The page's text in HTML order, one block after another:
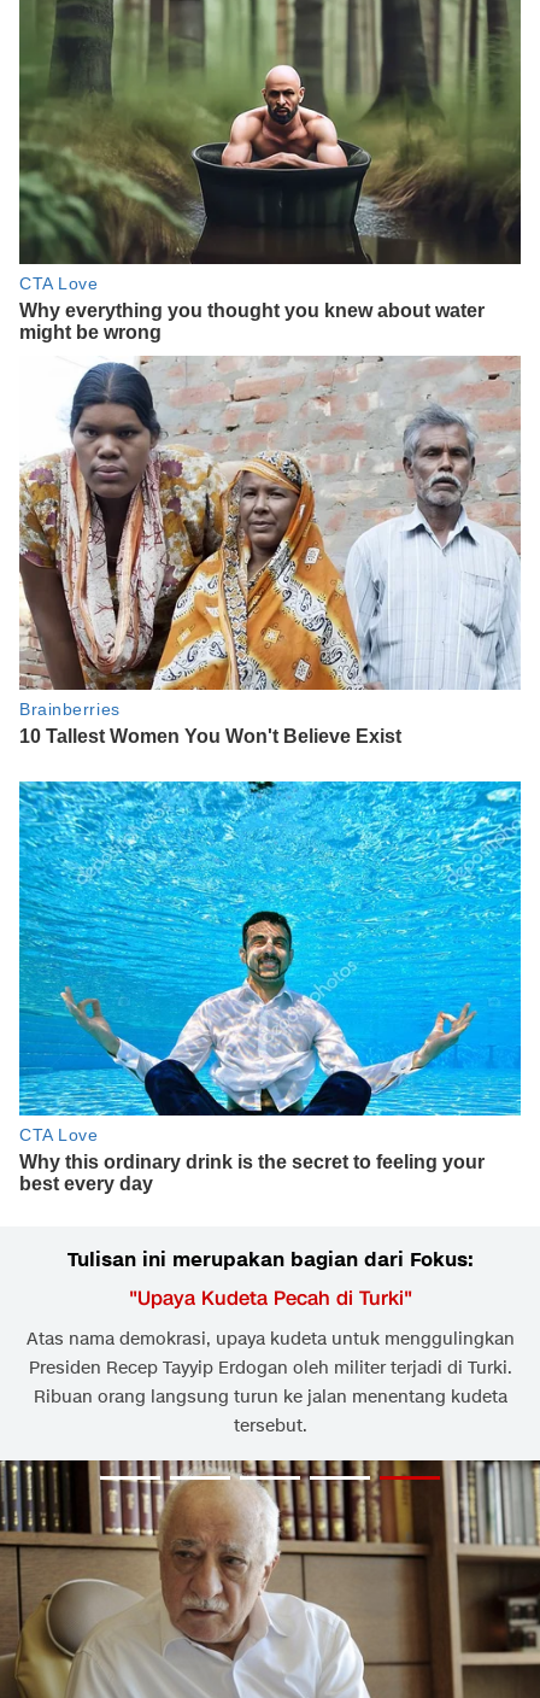
Tulisan ini merupakan bagian dari Fokus:
"Upaya Kudeta Pecah di Turki"
Atas nama demokrasi, upaya kudeta untuk menggulingkan
Presiden Recep Tayyip Erdogan oleh militer terjadi di Turki.
Ribuan orang langsung turun ke jalan menentang kudeta
tersebut.